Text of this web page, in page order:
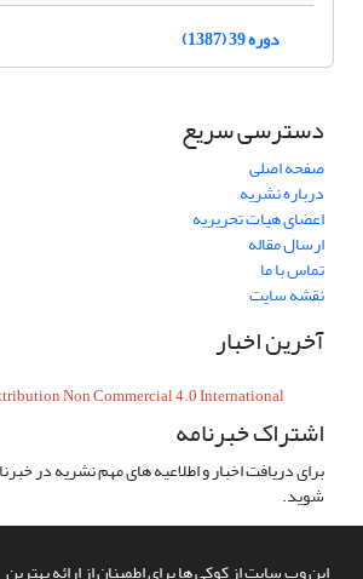
این وب سایت از کوکی ها برای اطمینان از ارائه بهترین
دوره 39 (1387)
دسترسی سریع
صفحه اصلی
درباره نشریه
اعضای هیات تحریریه
ارسال مقاله
تماس با ما
نقشه سایت
آخرین اخبار
Non Commercial 4.0 International
اشتراک خبرنامه
برای دریافت اخبار و اطلاعیه های مهم نشریه در
شوید.